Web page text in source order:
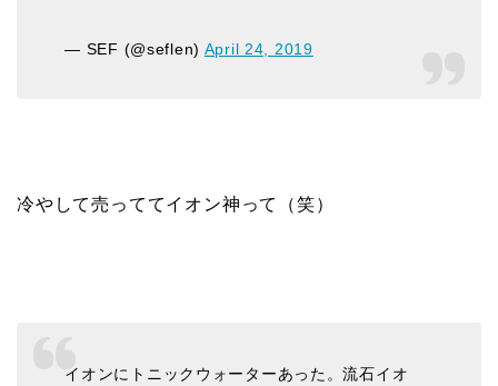
— SEF (@seflen) April 24, 2019
冷やして売っててイオン神って（笑）
イオンにトニックウォーターあった。流石イオ